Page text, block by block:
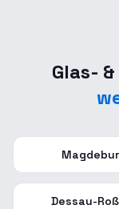
Glas-
Dessau-